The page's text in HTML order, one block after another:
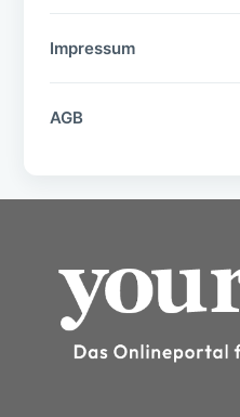
Impressum
AGB